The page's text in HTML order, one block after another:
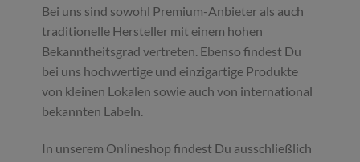
Bei uns sind sowohl Premium-Anbieter als auch
traditionelle Hersteller mit einem hohen
Bekanntheitsgrad vertreten. Ebenso findest Du
bei uns hochwertige und einzigartige Produkte
von kleinen Lokalen sowie auch von international
bekannten Labeln.
In unserem Onlineshop findest Du ausschließlich